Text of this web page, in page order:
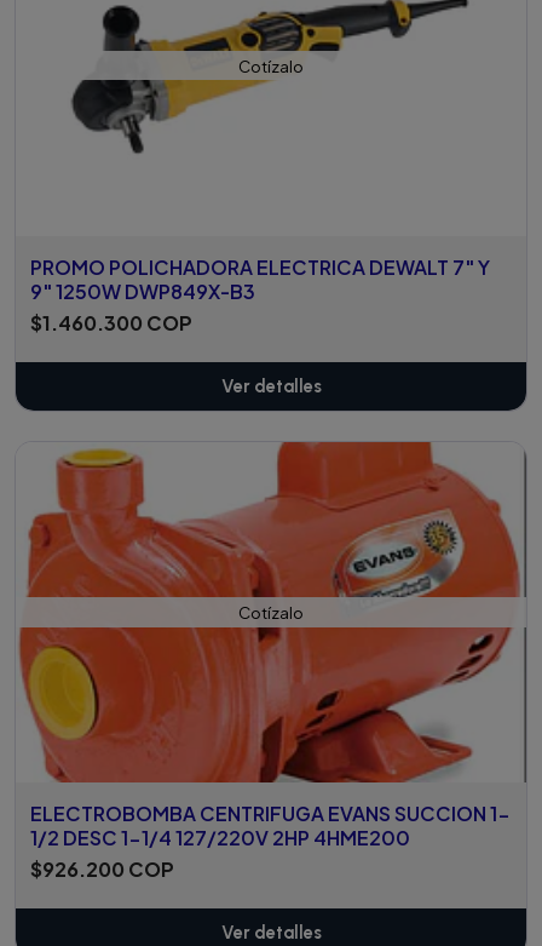
Cotízalo
PROMO POLICHADORA ELECTRICA DEWALT 7" Y
9" 1250W DWP849X-B3
$1.460.300 COP
Ver detalles
Cotízalo
ELECTROBOMBA CENTRIFUGA EVANS SUCCION 1-
1/2 DESC 1-1/4 127/220V 2HP 4HME200
$926.200 COP
Ver detalles